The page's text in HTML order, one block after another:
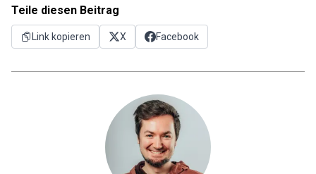
Teile diesen Beitrag
Link kopieren X Facebook